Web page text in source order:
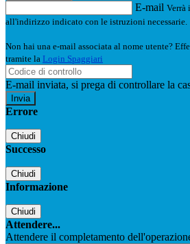
E-mail Verrà
all'indirizzo indicato con le istruzioni necessarie.
Non hai una e-mail associata al nome utente?
tramite la Login Spaggiari
E-mail inviata, si prega di controllare la
Errore
Chiudi
Successo
Chiudi
Informazione
Chiudi
Attendere...
Attendere il completamento